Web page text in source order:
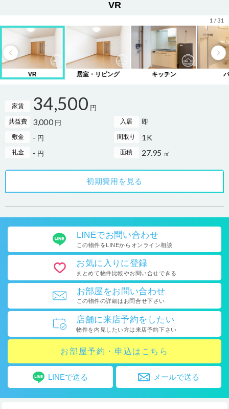
VR
1 /31
VR 居室・リビング キッチン
家賃 34,500 円
共益費 3,000 円 入居 即
敷金 - 円 間取り 1K
礼金 - 円 面積 27.95 ㎡
初期費用を見る
LINEでお問い合わせ
この物件をLINEから オンライン相談
お気に入り に登録
まとめて物件比較やお問い合せできる
お部屋をお問い合わせ
この物件の詳細はお問合せ下さい
店舗に来店予約をしたい
物件を内見したい方は来店予約下さい
お部屋予約・申込はこちら
LINEで送る メールで送る